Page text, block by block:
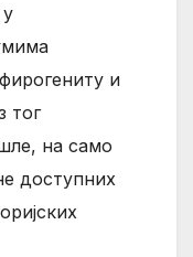
и
тог
на само
доступних